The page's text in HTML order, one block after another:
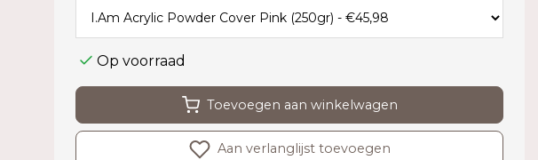
Op voorraad
Toevoegen aan winkelwagen
Aan verlanglijst toevoegen